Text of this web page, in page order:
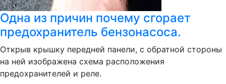
Одна из причин почему сгорает
предохранитель бензонасоса.
Открыв крышку передней панели, с обратной стороны
на ней изображена схема расположения
предохранителей и реле.